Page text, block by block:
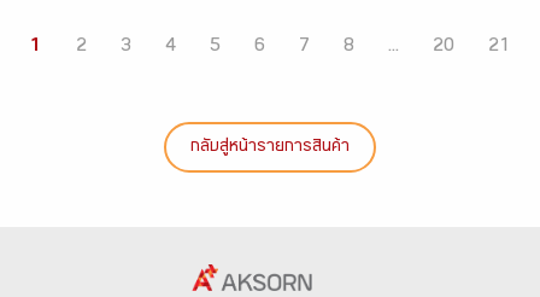
1 2 3 4 5 6 7 8 ... 20 21
กลับสู่หน้ารายการสินค้า